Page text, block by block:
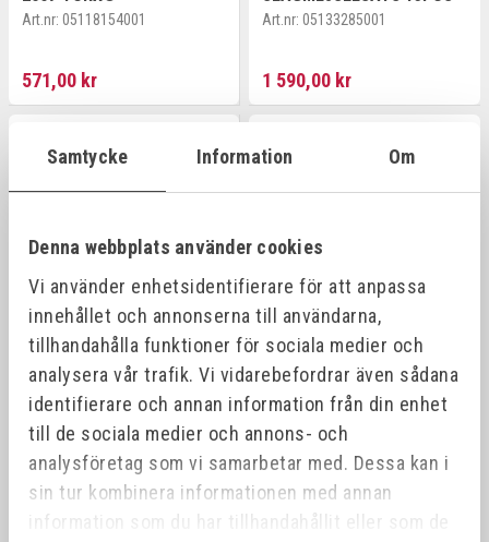
Samtycke Information Om
Denna webbplats använder cookies
Vi använder enhetsidentifierare för att anpassa
innehållet och annonserna till användarna,
tillhandahålla funktioner för sociala medier och
analysera vår trafik. Vi vidarebefordrar även sådana
identifierare och annan information från din enhet
till de sociala medier och annons- och
analysföretag som vi samarbetar med. Dessa kan i
sin tur kombinera informationen med annan
information som du har tillhandahållit eller som de
Art.nr: 05118154001
571,00 kr
Art.nr: 05133285001
1 590,00 kr
WERA KRAFTFORM MICRO-
SET/12 SKRUVMEJSELSATS
Art.nr: 05073675001
860,00 kr
Offensiv
WERA KRAFTFORM
KOMPAKT 41 VIKFODRAL
05059299001
855,00 kr